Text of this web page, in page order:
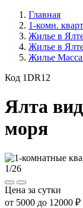
Главная
1-комн.
Жилье в
Жилье в
Жилье
Код 1DR12
Ялта
моря
1/26
Цена за сутки
от 5000 до 12000 ₽